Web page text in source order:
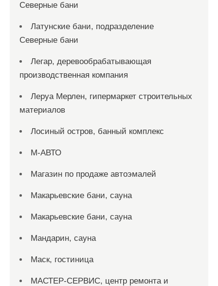
Северные бани
Латунские бани, подразделение
Северные бани
Легар, деревообрабатывающая
производственная компания
Леруа Мерлен, гипермаркет строительных
материалов
Лосиный остров, банный комплекс
М-АВТО
Магазин по продаже автоэмалей
Макарьевские бани, сауна
Макарьевские бани, сауна
Мандарин, сауна
Маск, гостиница
МАСТЕР-СЕРВИС, центр ремонта и